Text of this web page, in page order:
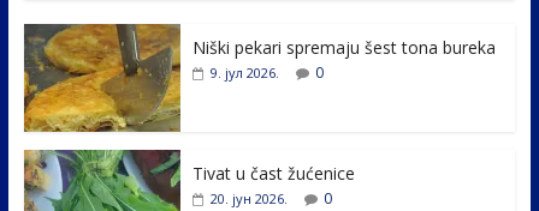
e
b
o
o
k
itt
er e
er
e
Niški pekari spremaju šest tona bureka
9. јул 2026. 0
Tivat u čast žućenice
20. јун 2026. 0